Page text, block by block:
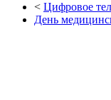
< Цифровое
День